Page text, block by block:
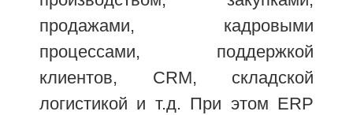
продажами, кадровыми
процессами, поддержкой
клиентов, CRM, складской
логистикой и т.д. При этом ERP